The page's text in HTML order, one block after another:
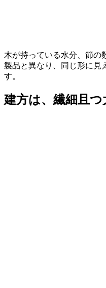
木が持っている水分、節の
製品と異なり、同じ形に見
す。
建方は、繊細且つ